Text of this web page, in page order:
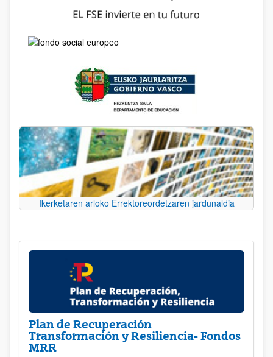
Ikerketaren arloko Errektoreordetzaren jardunaldia
Plan de Recuperación
Transformación y Resiliencia- Fondos
MRR